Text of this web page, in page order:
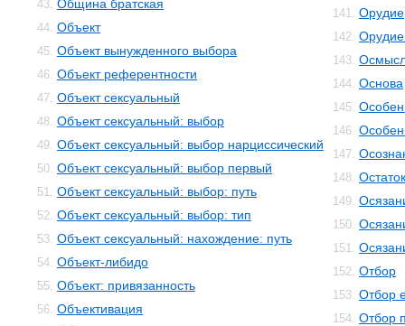
43. Община братская
44. Объект
45. Объект вынужденного выбора
46. Объект референтности
47. Объект сексуальный
48. Объект сексуальный: выбор
49. Объект сексуальный: выбор нарциссический
50. Объект сексуальный: выбор первый
51. Объект сексуальный: выбор: путь
52. Объект сексуальный: выбор: тип
53. Объект сексуальный: нахождение: путь
54. Объект-либидо
55. Объект: привязанность
56. Объективация
141. Орудие
142. Орудие
143.
144. Основа
145.
146.
147.
148.
149.
150.
151.
152. Отбор
153. Отбор
154. Отбор